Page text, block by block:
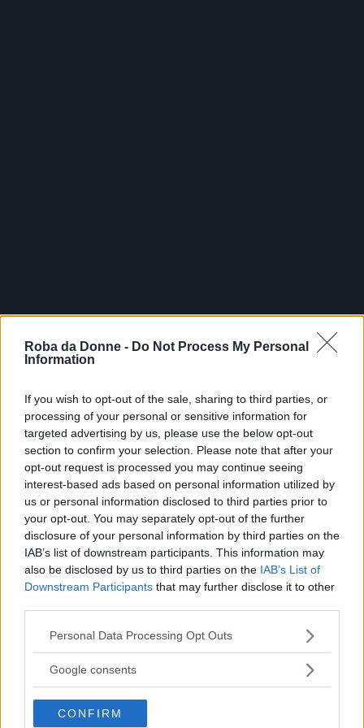
Roba da Donne - Do Not Process My Personal
Information
If you wish to opt-out of the sale, sharing to third parties, or
processing of your personal or sensitive information for
targeted advertising by us, please use the below opt-out
section to confirm your selection. Please note that after your
opt-out request is processed you may continue seeing
interest-based ads based on personal information utilized by
us or personal information disclosed to third parties prior to
your opt-out. You may separately opt-out of the further
disclosure of your personal information by third parties on the
IAB’s list of downstream participants. This information may
also be disclosed by us to third parties on the IAB’s List of
Downstream Participants that may further disclose it to other
Please note that this website/app uses one or more Google
not limited to your visit or usage behaviour. You may click to
use your data for below specified purposes in below Google
consent section.
Personal Data Processing Opt Outs
Google consents
CONFIRM
FOTO 1DI 12 INGRANDISCI
Condividi su Facebook